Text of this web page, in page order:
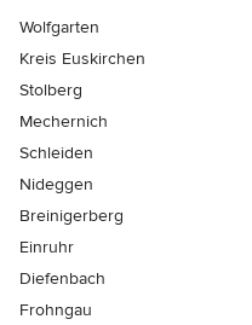
Wolfgarten
Kreis Euskirchen
Stolberg
Mechernich
Schleiden
Nideggen
Breinigerberg
Einruhr
Diefenbach
Frohngau